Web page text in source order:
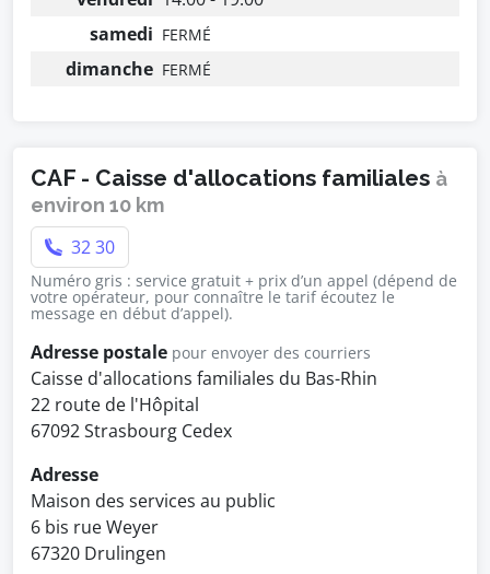
samedi FERMÉ
dimanche FERMÉ
CAF - Caisse d'allocations familiales à
environ 10 km
32 30
Numéro gris : service gratuit + prix d’un appel (dépend de
votre opérateur, pour connaître le tarif écoutez le
message en début d’appel).
Adresse postale pour envoyer des courriers
Caisse d'allocations familiales du Bas-Rhin
22 route de l'Hôpital
67092 Strasbourg Cedex
Adresse
Maison des services au public
6 bis rue Weyer
67320 Drulingen